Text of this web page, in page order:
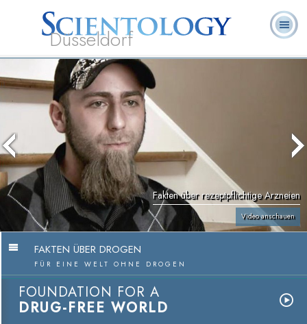
Düsseldorf
Was ist
Scientology?
Ehrenamtliche
Geistliche
Fakten über rezeptpflichtige Arzneien
Video anschauen
FAKTEN ÜBER DROGEN
FÜR EINE WELT OHNE DROGEN
FOUNDATION FOR A
DRUG-FREE WORLD